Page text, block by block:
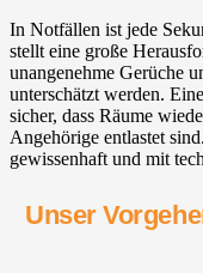
In Notfällen ist jede
stellt eine große
unangenehme Gerüche
unterschätzt werden.
sicher, dass Räume
Angehörige entlastet
gewissenhaft und mit
Unser